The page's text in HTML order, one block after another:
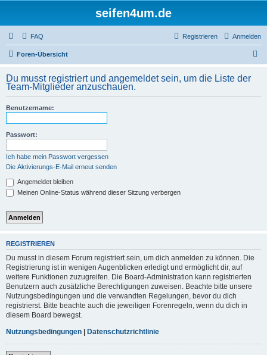
seifen4um.de
FAQ Anmelden
Registrieren
Foren-Übersicht
h
Du musst registriert und angemeldet sein, um die Liste der
Team-Mitglieder anzuschauen.
Benutzername:
Passwort:
Ich habe mein Passwort vergessen
Die Aktivierungs-E-Mail erneut senden
Angemeldet bleiben
Meinen Online-Status während dieser Sitzung verbergen
REGISTRIEREN
Du musst in diesem Forum registriert sein, um dich anmelden zu können. Die
Registrierung ist in wenigen Augenblicken erledigt und ermöglicht dir, auf
weitere Funktionen zuzugreifen. Die Board-Administration kann registrierten
Benutzern auch zusätzliche Berechtigungen zuweisen. Beachte bitte unsere
Nutzungsbedingungen und die verwandten Regelungen, bevor du dich
registrierst. Bitte beachte auch die jeweiligen Forenregeln, wenn du dich in
diesem Board bewegst.
Nutzungsbedingungen | Datenschutzrichtlinie